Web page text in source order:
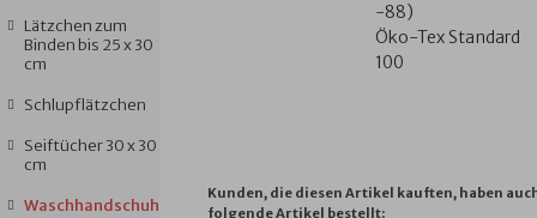
Lätzchen zum
Binden bis 25 x 30
cm
Schlupflätzchen
Seiftücher 30 x 30
cm
Waschhandschuh
-88)
Öko-Tex Standard
100
Kunden, die diesen Artikel kauften, haben
folgende Artikel bestellt: